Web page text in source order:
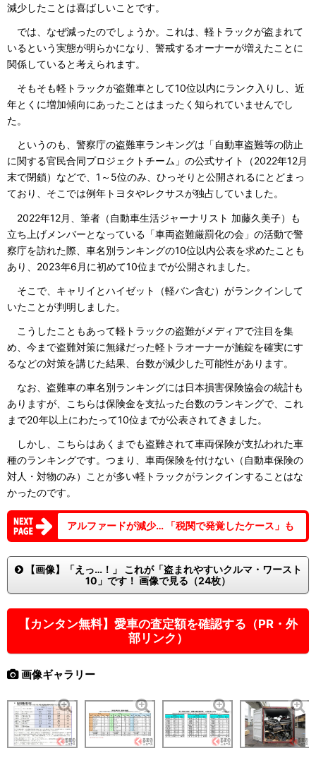
減少したことは喜ばしいことです。
では、なぜ減ったのでしょうか。これは、軽トラックが盗まれて
いるという実態が明らかになり、警戒するオーナーが増えたことに
関係していると考えられます。
そもそも軽トラックが盗難車として10位以内にランク入りし、近
年とくに増加傾向にあったことはまったく知られていませんでし
た。
というのも、警察庁の盗難車ランキングは「自動車盗難等の防止
に関する官民合同プロジェクトチーム」の公式サイト（2022年12月
末で閉鎖）などで、1～5位のみ、ひっそりと公開されるにとどまっ
ており、そこでは例年トヨタやレクサスが独占していました。
2022年12月、筆者（自動車生活ジャーナリスト 加藤久美子）も
立ち上げメンバーとなっている「車両盗難厳罰化の会」の活動で警
察庁を訪れた際、車名別ランキングの10位以内公表を求めたことも
あり、2023年6月に初めて10位までが公開されました。
そこで、キャリイとハイゼット（軽バン含む）がランクインして
いたことが判明しました。
こうしたこともあって軽トラックの盗難がメディアで注目を集
め、今まで盗難対策に無縁だった軽トラオーナーが施錠を確実にす
るなどの対策を講じた結果、台数が減少した可能性があります。
なお、盗難車の車名別ランキングには日本損害保険協会の統計も
ありますが、こちらは保険金を支払った台数のランキングで、これ
まで20年以上にわたって10位までが公表されてきました。
しかし、こちらはあくまでも盗難されて車両保険が支払われた車
種のランキングです。つまり、車両保険を付けない（自動車保険の
対人・対物のみ）ことが多い軽トラックがランクインすることはな
かったのです。
アルファードが減少… 「税関で発覚したケース」も
【画像】「えっ…！」 これが「盗まれやすいクルマ・ワースト
10」です！ 画像で見る（24枚）
【カンタン無料】愛車の査定額を確認する（PR・外
部リンク）
画像ギャラリー